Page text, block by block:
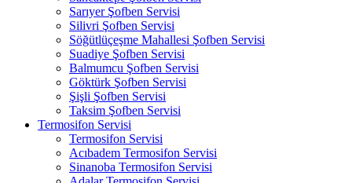
Sarıyer Şofben Servisi
Silivri Şofben Servisi
Söğütlüçeşme Mahallesi Şofben Servisi
Suadiye Şofben Servisi
Balmumcu Şofben Servisi
Göktürk Şofben Servisi
Şişli Şofben Servisi
Taksim Şofben Servisi
Termosifon Servisi
Termosifon Servisi
Acıbadem Termosifon Servisi
Sinanoba Termosifon Servisi